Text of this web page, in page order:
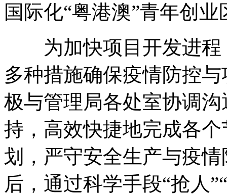
国际化“粤港澳”青年创业
为加快项目开发进程
多种措施确保疫情防控
极与管理局各处室协调
持，高效快捷地完成各
划，严守安全生产与疫
后，通过科学手段“抢人